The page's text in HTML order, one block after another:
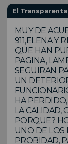
El
MUY DE
911,ELENA Y
QUE HAN
PAGINA,
SEGUIRAN
UN
HA
LA CALIDAD,
PORQUE?
UNO DE LOS
PROBIDAD,